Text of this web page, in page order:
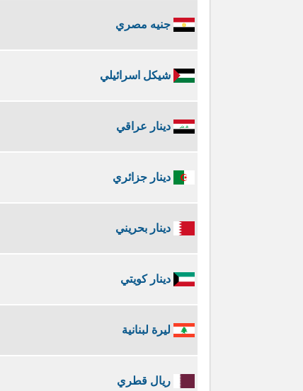
جنيه مصري
شيكل اسرائيلي
دينار عراقي
دينار جزائري
دينار بحريني
دينار كويتي
ليرة لبنانية
ريال قطري